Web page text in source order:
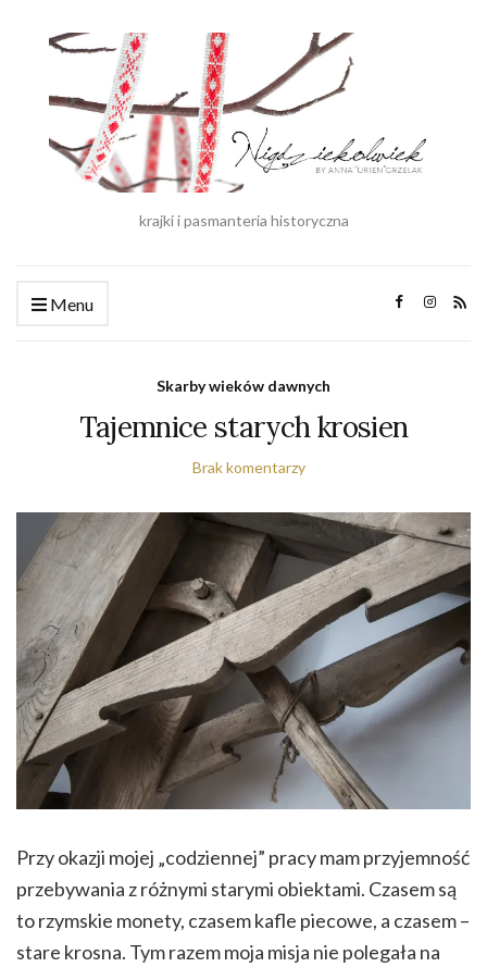
krajki i pasmanteria historyczna
Menu
Skarby wieków dawnych
Tajemnice starych krosien
Brak komentarzy
Przy okazji mojej „codziennej” pracy mam przyjemność
przebywania z różnymi starymi obiektami. Czasem są
to rzymskie monety, czasem kafle piecowe, a czasem –
stare krosna. Tym razem moja misja nie polegała na